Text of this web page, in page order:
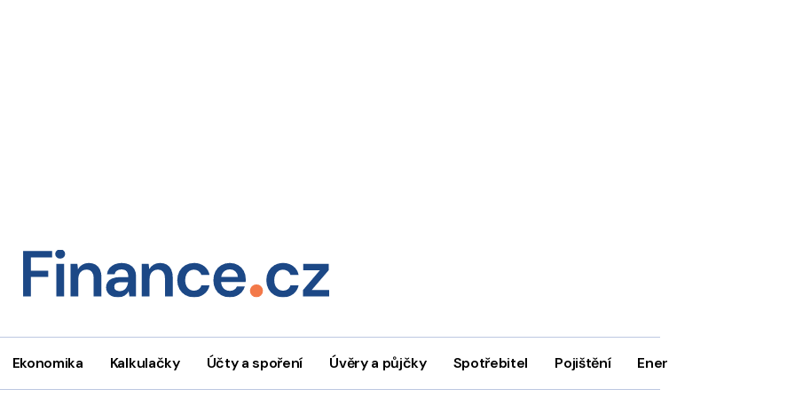
Ekonomika Kalkulačky Účty a spoření Úvěry a půjčky Spotřebitel Pojištění Energie